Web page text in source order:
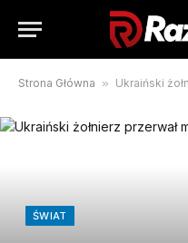
Strona Główna » Ukraiński
ŚWIAT